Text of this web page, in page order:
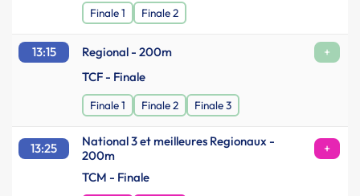
Finale 1 Finale 2
13:15 Regional - 200m
+
TCF - Finale
Finale 1 Finale 2 Finale 3
13:25
National 3 et meilleures Regionaux -
200m
+
TCM - Finale